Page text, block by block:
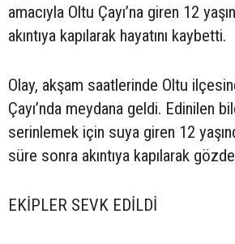
amacıyla Oltu Çayı’na giren 12
akıntıya kapılarak hayatını kaybetti.
Olay, akşam saatlerinde Oltu
Çayı’nda meydana geldi. Edinilen
serinlemek için suya giren 12
süre sonra akıntıya kapılarak
EKİPLER SEVK EDİLDİ